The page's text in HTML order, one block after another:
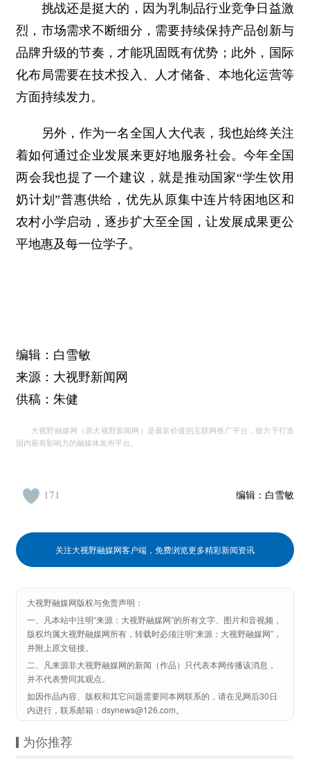
挑战还是挺大的，因为乳制品行业竞争日益激
烈，市场需求不断细分，需要持续保持产品创新与
品牌升级的节奏，才能巩固既有优势；此外，国际
化布局需要在技术投入、人才储备、本地化运营等
方面持续发力。
另外，作为一名全国人大代表，我也始终关注
着如何通过企业发展来更好地服务社会。今年全国
两会我也提了一个建议，就是推动国家“学生饮用
奶计划”普惠供给，优先从原集中连片特困地区和
农村小学启动，逐步扩大至全国，让发展成果更公
平地惠及每一位学子。
编辑：白雪敏
来源：大视野新闻网
供稿：朱健
大视野融媒网（原大视野新闻网）是最富价值的互联网推广平台，致力于打造
国内最有影响力的融媒体发布平台。
编辑： 白雪敏
171
关注大视野融媒网客户端，免费浏览更多精彩新闻资讯
大视野融媒网版权与免责声明：
一、凡本站中注明“来源：大视野融媒网”的所有文字、图片和音视频，
版权均属大视野融媒网所有，转载时必须注明“来源：大视野融媒网”，
并附上原文链接。
二、凡来源非大视野融媒网的新闻（作品）只代表本网传播该消息，
并不代表赞同其观点。
如因作品内容、版权和其它问题需要同本网联系的，请在见网后30日
内进行，联系邮箱：dsynews@126.com。
为你推荐